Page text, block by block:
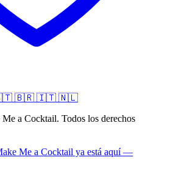
🇧🇷 🇮🇹 🇳🇱
a Cocktail. Todos los derechos
Me a Cocktail ya está aquí —